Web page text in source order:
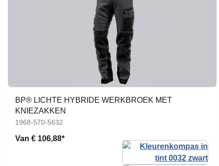
BP® LICHTE HYBRIDE WERKBROEK MET
KNIEZAKKEN
1968-570-5632
Van € 106,88*